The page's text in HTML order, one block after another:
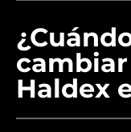
Haldex